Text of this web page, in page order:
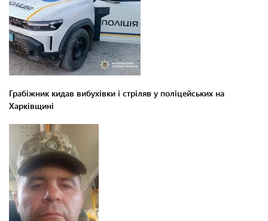
Грабіжник кидав вибухівки і стріляв у поліцейських на
Харківщині